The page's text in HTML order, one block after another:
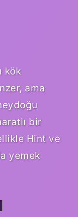
kök
ama
bir
Hint ve
yemek